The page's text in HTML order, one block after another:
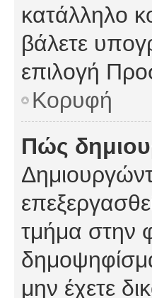
κατάλληλο
βάλετε
επιλογή
Κορυφή
Πώς
τμήμα στην
μην έχετε